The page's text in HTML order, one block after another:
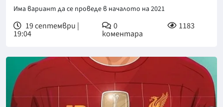
Има вариант да се проведе в началото на 2021
19 септември |
19:04
0
коментара
1183